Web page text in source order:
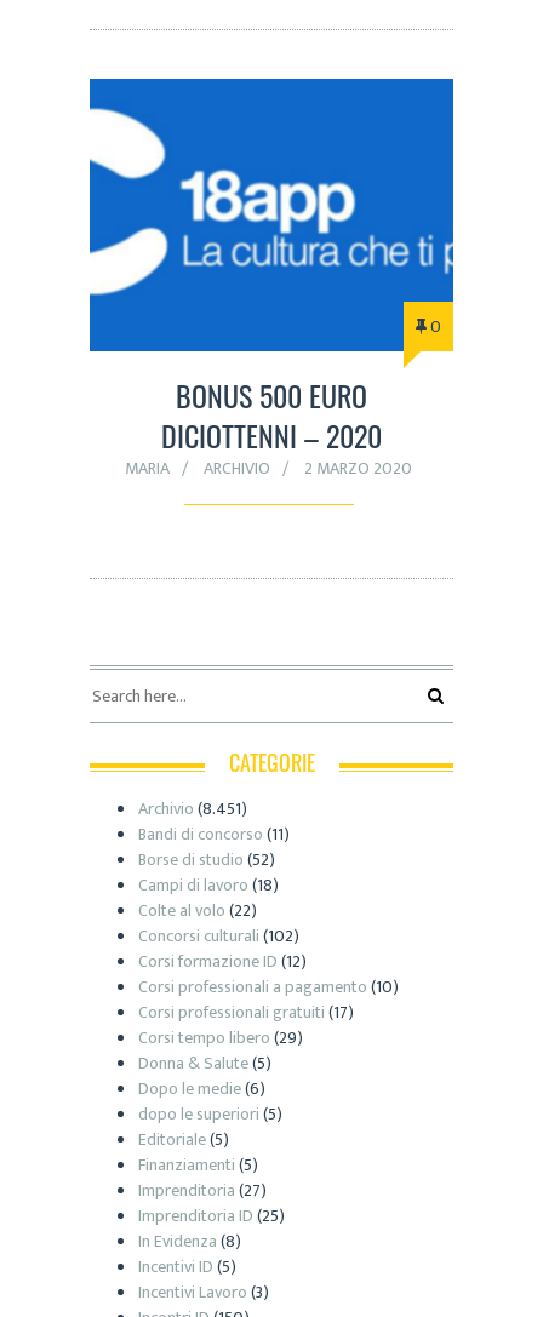
0
BONUS 500 EURO
DICIOTTENNI – 2020
MARIA ARCHIVIO 2 MARZO 2020
CATEGORIE
Archivio(8.451)
Bandi di concorso(11)
Borse di studio(52)
Campi di lavoro(18)
Colte al volo(22)
Concorsi culturali(102)
Corsi formazione ID(12)
Corsi professionali a pagamento(10)
Corsi professionali gratuiti(17)
Corsi tempo libero(29)
Donna & Salute(5)
Dopo le medie(6)
dopo le superiori(5)
Editoriale(5)
Finanziamenti(5)
Imprenditoria(27)
Imprenditoria ID(25)
In Evidenza(8)
Incentivi ID(5)
Incentivi Lavoro(3)